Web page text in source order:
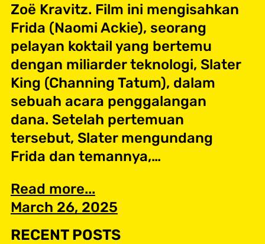
Zoë Kravitz. Film ini mengisahkan
Frida (Naomi Ackie), seorang
pelayan koktail yang bertemu
dengan miliarder teknologi, Slater
King (Channing Tatum), dalam
sebuah acara penggalangan
dana. Setelah pertemuan
tersebut, Slater mengundang
Frida dan temannya,…
Read more...
March 26, 2025
RECENT POSTS